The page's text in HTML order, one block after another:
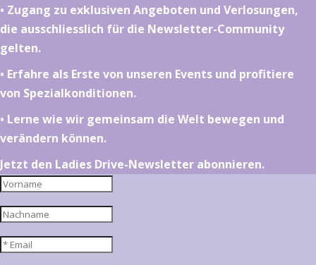
•⁠ ⁠⁠Zugang zu exklusiven Angeboten und Verlosungen,
die ausschliesslich für die Newsletter-Community
gelten.
•⁠ ⁠⁠Erfahre als Erste von unseren Events und profitiere
von Spezialkonditionen.
•⁠ ⁠⁠Lerne wie wir gemeinsam die Welt bewegen und
verändern können.
Jetzt den Ladies Drive-Newsletter abonnieren.